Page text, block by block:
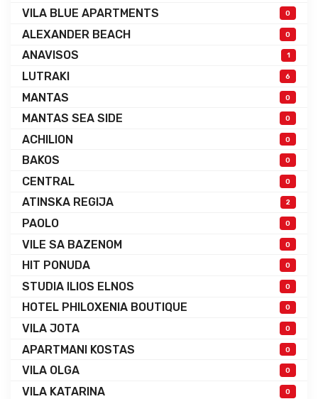
VILA BLUE APARTMENTS 0
ALEXANDER BEACH 0
ANAVISOS 1
LUTRAKI 6
MANTAS 0
MANTAS SEA SIDE 0
ACHILION 0
BAKOS 0
CENTRAL 0
ATINSKA REGIJA 2
PAOLO 0
VILE SA BAZENOM 0
HIT PONUDA 0
STUDIA ILIOS ELNOS 0
HOTEL PHILOXENIA BOUTIQUE 0
VILA JOTA 0
APARTMANI KOSTAS 0
VILA OLGA 0
VILA KATARINA 0